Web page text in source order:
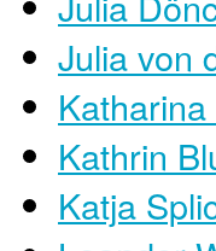
Julia von
Kathrin
Katja